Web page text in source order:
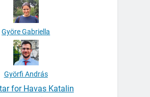
Györe Gabriella
Györfi András